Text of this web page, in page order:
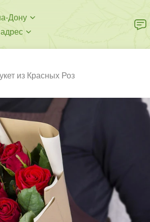
Дону
из Красных Роз